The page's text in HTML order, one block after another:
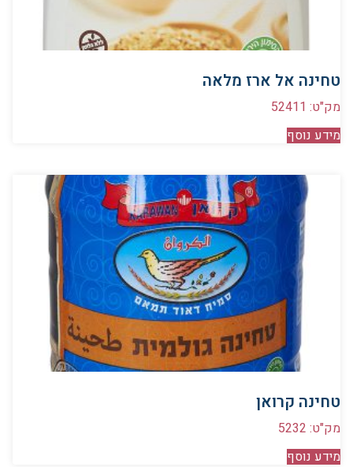
טחינה אל ארז מלאה
מק"ט: 52411
מידע נוסף
טחינה קרואן
מק"ט: 5232
מידע נוסף